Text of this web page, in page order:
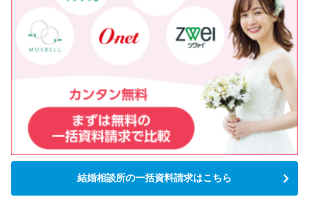
結婚相談所の一括資料請求はこちら